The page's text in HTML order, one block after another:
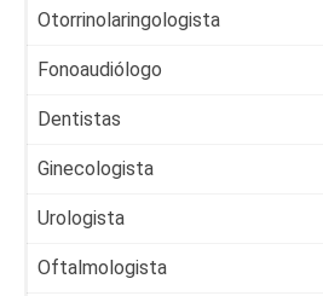
Otorrinolaringologista
Fonoaudiólogo
Dentistas
Ginecologista
Urologista
Oftalmologista